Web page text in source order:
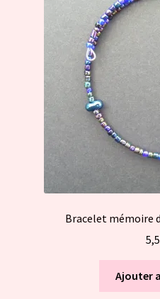
Bracelet mémoire
Ajouter